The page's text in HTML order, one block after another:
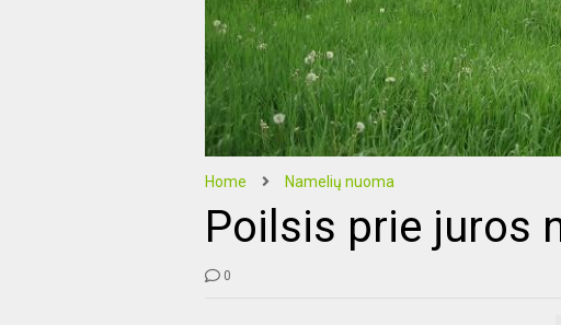
Home Namelių nuoma
Poilsis prie juros
0